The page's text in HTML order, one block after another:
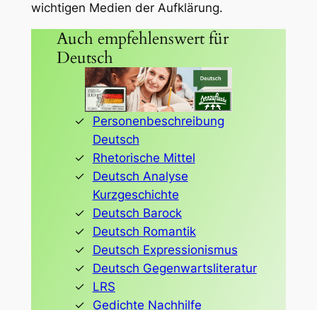
wichtigen Medien der Aufklärung.
Auch empfehlenswert für
Deutsch
Personenbeschreibung
Deutsch
Rhetorische Mittel
Deutsch Analyse
Kurzgeschichte
Deutsch Barock
Deutsch Romantik
Deutsch Expressionismus
Deutsch Gegenwartsliteratur
LRS
Gedichte Nachhilfe